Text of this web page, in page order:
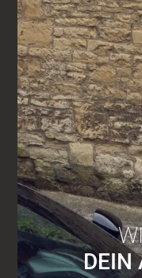
DEIN